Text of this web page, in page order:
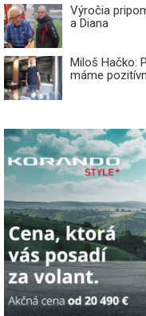
Výročia
a Diana
Miloš Hačko:
máme